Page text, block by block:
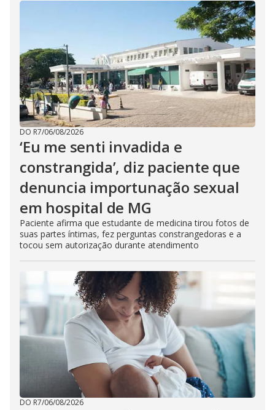
DO R7/06/08/2026
‘Eu me senti invadida e
constrangida’, diz paciente que
denuncia importunação sexual
em hospital de MG
Paciente afirma que estudante de medicina tirou fotos de
suas partes íntimas, fez perguntas constrangedoras e a
tocou sem autorização durante atendimento
DO R7/06/08/2026